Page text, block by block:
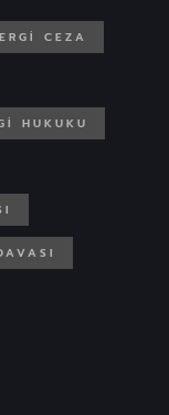
CEZA
HUKUKU